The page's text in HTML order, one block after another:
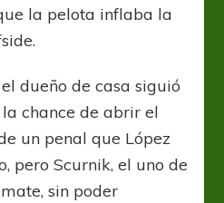
la pelota inflaba la
dueño de casa siguió
chance de abrir el
un penal que López
pero Scurnik, el uno de
sin poder